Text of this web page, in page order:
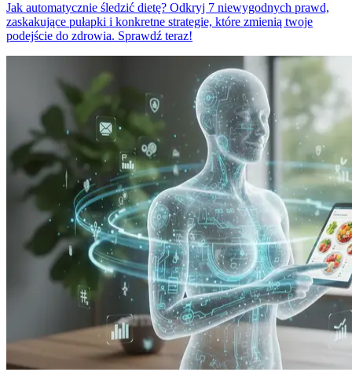
Jak automatycznie śledzić dietę? Odkryj 7 niewygodnych prawd,
zaskakujące pułapki i konkretne strategie, które zmienią twoje
podejście do zdrowia. Sprawdź teraz!